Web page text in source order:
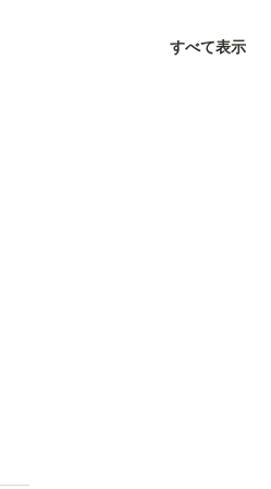
すべて表示